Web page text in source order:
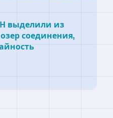
выделили из
соединения,